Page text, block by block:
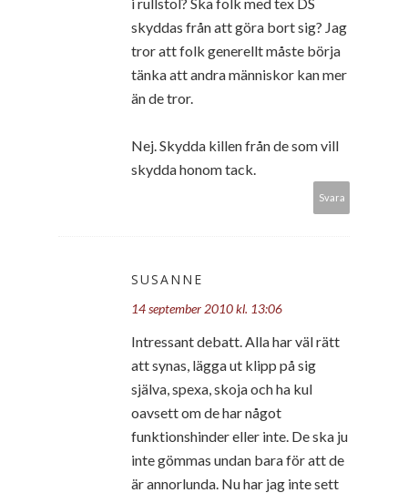
skyddas från att göra bort sig? Jag
tror att folk generellt måste börja
tänka att andra människor kan mer
än de tror.
Nej. Skydda killen från de som vill
skydda honom tack.
Svara
SUSANNE
14 september 2010 kl. 13:06
Intressant debatt. Alla har väl rätt
att synas, lägga ut klipp på sig
själva, spexa, skoja och ha kul
oavsett om de har något
funktionshinder eller inte. De ska ju
inte gömmas undan bara för att de
är annorlunda. Nu har jag inte sett